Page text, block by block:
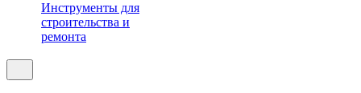
Инструменты для
строительства и
ремонта